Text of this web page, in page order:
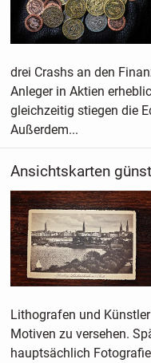
drei Crashs an den
Anleger in Aktien
gleichzeitig stiegen die
Außerdem...
Ansichtskarten
Lithografen und
Motiven zu versehen.
hauptsächlich